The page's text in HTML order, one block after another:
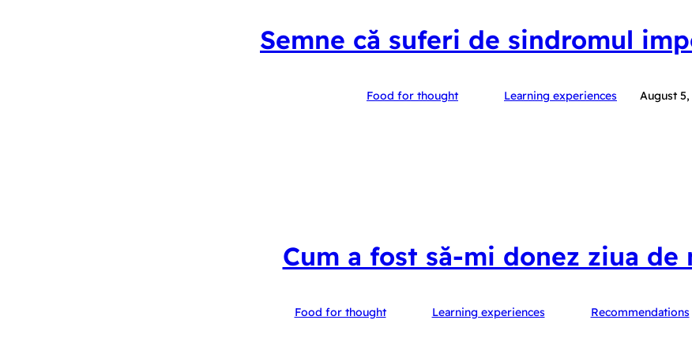
Semne că suferi de sindromul
Food for thought Learning experiences August 5,
Cum a fost să-mi donez ziua de
Food for thought Learning experiences Recommendations